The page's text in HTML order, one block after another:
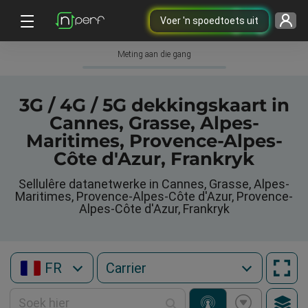
Voer 'n spoedtoets uit
Meting aan die gang
3G / 4G / 5G dekkingskaart in
Cannes, Grasse, Alpes-
Maritimes, Provence-Alpes-
Côte d'Azur, Frankryk
Sellulêre datanetwerke in Cannes, Grasse, Alpes-
Maritimes, Provence-Alpes-Côte d'Azur, Provence-
Alpes-Côte d'Azur, Frankryk
FR